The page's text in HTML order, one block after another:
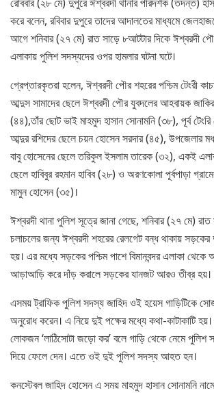
করে বলেন, রবিবার দুপুরে তাদের আদালতের মাধ্যমে
আগে শনিবার (২৭ মে) রাত সাড়ে ৮আটটার দিকে ঈশ্বরদী
এলাকায় পুলিশ সদস্যদের ওপর হামলার ঘটনা ঘটে।
গ্রেপ্তারকৃতরা হলেন, ঈশ্বরদী পৌর শহরের পশ্চিম টেংরী
আব্দুস সামাদের ছেলে ঈশ্বরদী পৌর যুবদলের আহবায়ক
(৪৪),তাঁর ছোট ভাই মাহমুদ হাসান সোনামনি (৩৮), পূর্ব
আব্দুর রশিদের ছেলে চয়ন হোসেন সরদার (৪৫), উপজেলার
বাবু হোসেনের ছেলে তরিকুল ইসলাম তারেক (৩২), একই
ছেলে হাবিবুর রহমান হাবিব (২৮) ও অরণকোলা পূর্বপাড়া
মামুন হোসেন (৩৫)।
ঈশ্বরদী থানা পুলিশ সূত্রে জানা গেছে, শনিবার (২৭ মে)
চলাচলের জন্য ঈশ্বরদী শহরের রেলগেট বন্ধ থাকায় সড়কের
হয়। এর মধ্যে সড়কের পশ্চিম পাশে বিমানবন্দর এলাকা থেকে
আড়াআড়ি করে দাঁড় করালে সড়কের যানজট আরও তীব্র হয়।
এসময় ট্রাফিক পুলিশ সদস্য জাহিদ ওই হয়েস গাড়িটিকে
অনুরোধ করেন। এ নিয়ে দুই পক্ষের মধ্যে কথা-কাটাকাটি হয়।
লোকজন ‘লাঠিসোটা জড়ো কর’ বলে গাড়ি থেকে নেমে পুলিশ
দিয়ে ফেলে দেন। এতে ওই দুই পুলিশ সদস্য আহত হন।
কনস্টেবল জাহিদ হোসেন এ সময় মাহমুদ হাসান সোনামনি